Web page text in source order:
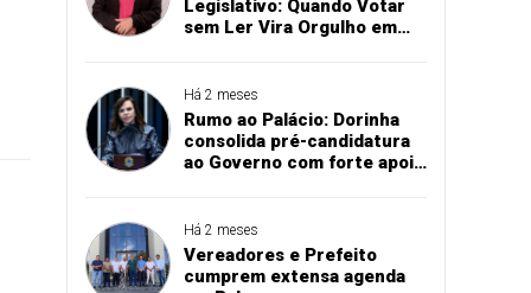
Legislativo: Quando Votar
sem Ler Vira Orgulho em
Há 2 meses
Rumo ao Palácio: Dorinha
consolida pré-candidatura
ao Governo com forte apoio
Há 2 meses
Vereadores e Prefeito
cumprem extensa agenda